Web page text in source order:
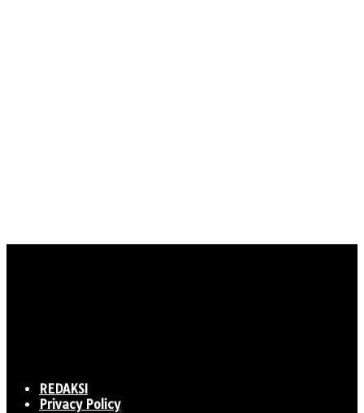
REDAKSI
Privacy Policy